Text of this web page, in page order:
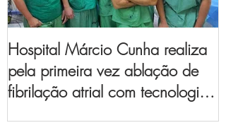
Hospital Márcio Cunha realiza
pela primeira vez ablação de
fibrilação atrial com tecnologia